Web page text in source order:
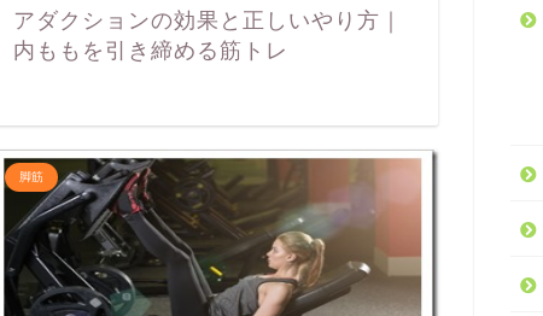
アダクションの効果と正しいやり方｜
内ももを引き締める筋トレ
脚筋